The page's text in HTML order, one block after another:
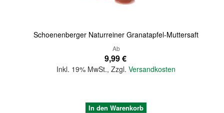
Schoenenberger Naturreiner Granatapfel-Muttersaft
Ab
9,99 €
Inkl. 19% MwSt.,Zzgl.Versandkosten
In den Warenkorb